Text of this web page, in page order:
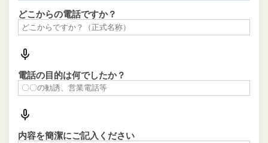
どこからの電話ですか？
電話の目的は何でしたか？
内容を簡潔にご記入ください